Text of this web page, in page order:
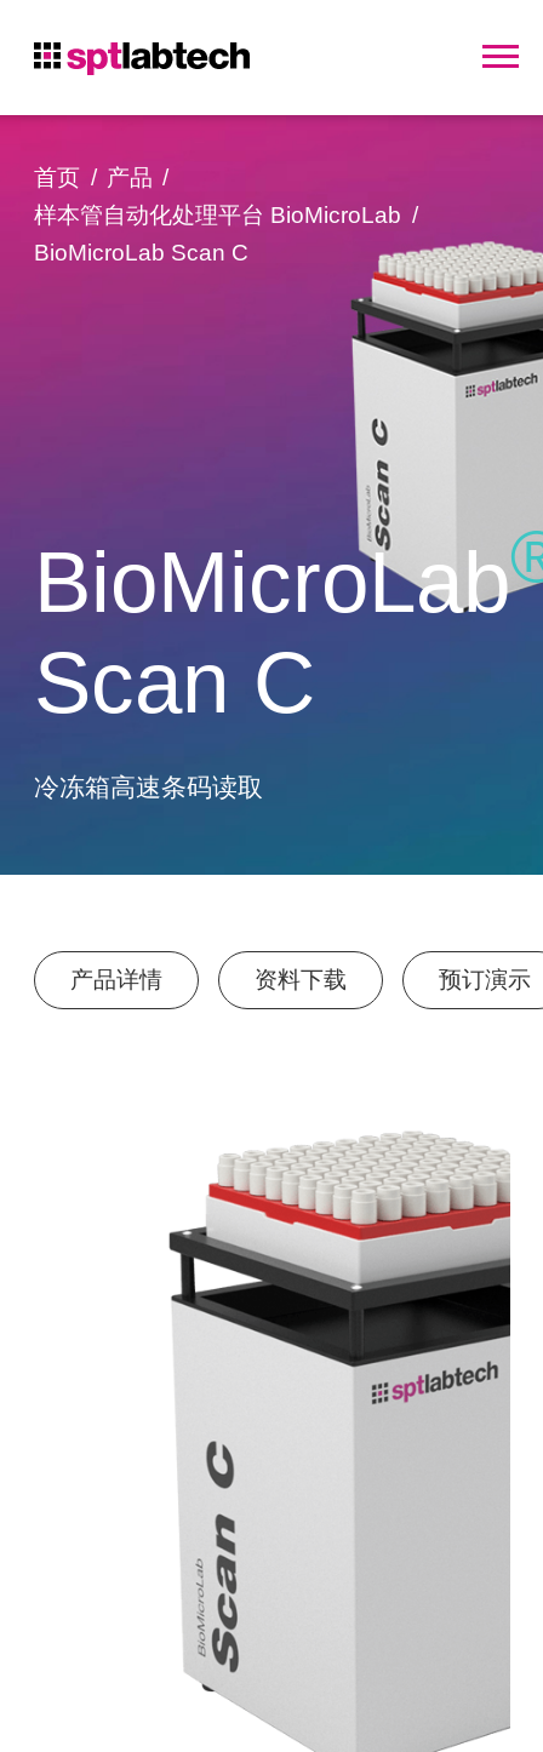
首页
产品
样本管自动化处理平台 BioMicroLab
BioMicroLab Scan C
BioMicroLab
Scan C
冷冻箱高速条码读取
产品详情 资料下载 预订演示